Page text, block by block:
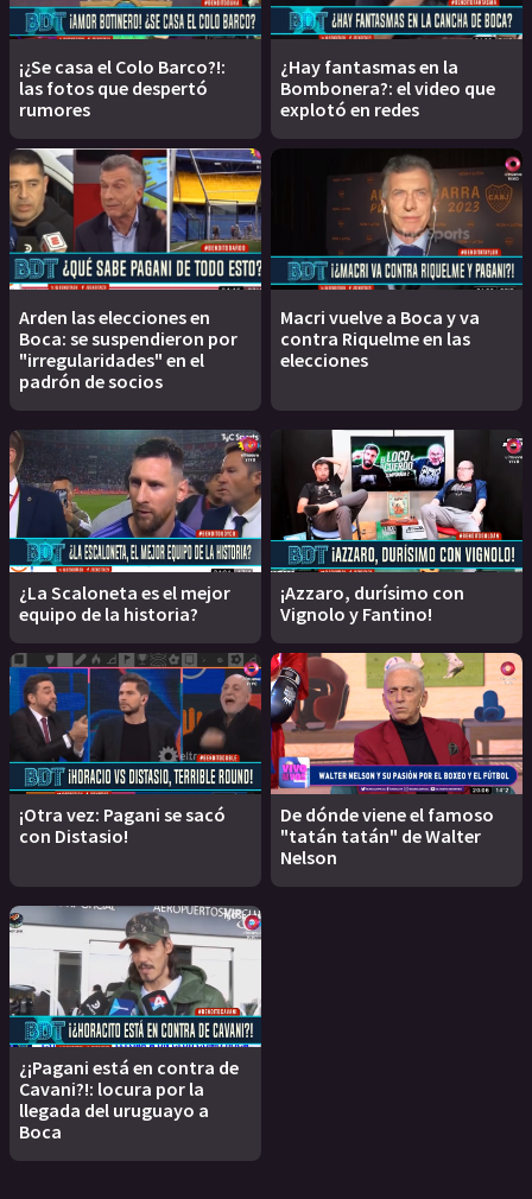
¡¿Se casa el Colo Barco?!:
las fotos que despertó
rumores
¿Hay fantasmas en la
Bombonera?: el video que
explotó en redes
Arden las elecciones en
Boca: se suspendieron por
"irregularidades" en el
padrón de socios
Macri vuelve a Boca y va
contra Riquelme en las
elecciones
¿La Scaloneta es el mejor
equipo de la historia?
¡Azzaro, durísimo con
Vignolo y Fantino!
¡Otra vez: Pagani se sacó
con Distasio!
De dónde viene el famoso
"tatán tatán" de Walter
Nelson
¿¡Pagani está en contra de
Cavani?!: locura por la
llegada del uruguayo a
Boca